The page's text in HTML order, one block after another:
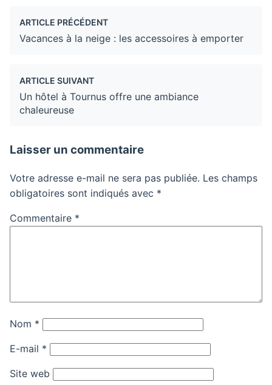
ARTICLE PRÉCÉDENT
Vacances à la neige : les accessoires à emporter
ARTICLE SUIVANT
Un hôtel à Tournus offre une ambiance
chaleureuse
Laisser un commentaire
Votre adresse e-mail ne sera pas publiée. Les champs
obligatoires sont indiqués avec *
Commentaire *
Nom *
E-mail *
Site web